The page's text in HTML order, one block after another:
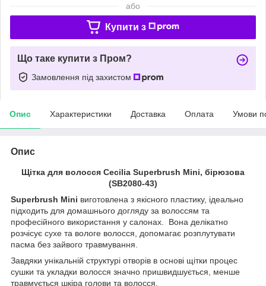
або
Купити з
Що таке купити з Пром?
Замовлення під захистом
Опис Характеристики Доставка Оплата Умови
Опис
Щітка для волосся Cecilia Superbrush Mini, бірюзова
(SB2080-43)
Superbrush Mini виготовлена з якісного пластику, ідеально
підходить для домашнього догляду за волоссям та
професійного використання у салонах. Вона делікатно
розчісує сухе та вологе волосся, допомагає розплутувати
пасма без зайвого травмування.
Завдяки унікальній структурі отворів в основі щітки процес
сушки та укладки волосся значно пришвидшується, менше
травмується шкіра голови та волосся.